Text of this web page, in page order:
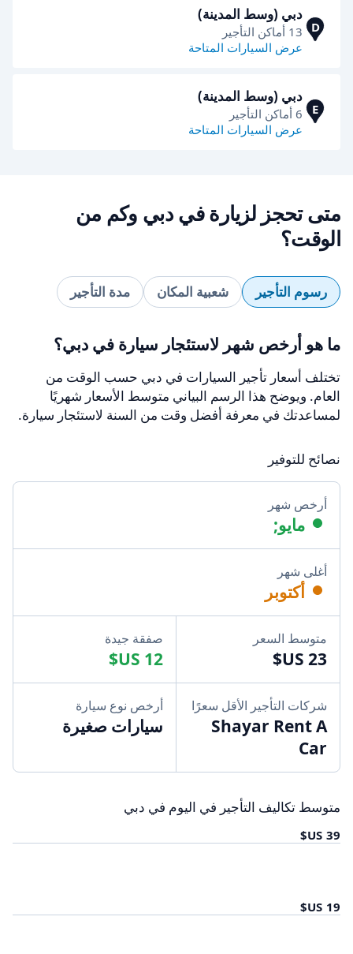
D
دبي (وسط المدينة)
13 أماكن التأجير
عرض السيارات المتاحة
E
دبي (وسط المدينة)
6 أماكن التأجير
عرض السيارات المتاحة
متى تحجز لزيارة في دبي وكم من
الوقت؟
رسوم التأجير شعبية المكان مدة التأجير
ما هو أرخص شهر لاستئجار سيارة في دبي؟
تختلف أسعار تأجير السيارات في دبي حسب الوقت من
العام. ويوضح هذا الرسم البياني متوسط الأسعار شهريًا
لمساعدتك في معرفة أفضل وقت من السنة لاستئجار سيارة.
نصائح للتوفير
أرخص شهر
مايو;
أغلى شهر
أكتوبر
متوسط السعر صفقة جيدة
شركات التأجير الأقل سعرًا
Shayar Rent A
Car
أرخص نوع سيارة
سيارات صغيرة
متوسط تكاليف التأجير في اليوم في دبي